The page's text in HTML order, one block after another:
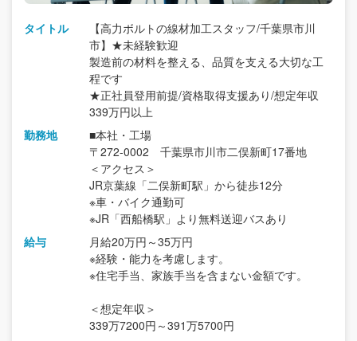
タイトル
【高力ボルトの線材加工スタッフ/千葉県市川
市】★未経験歓迎
製造前の材料を整える、品質を支える大切な工
程です
★正社員登用前提/資格取得支援あり/想定年収
339万円以上
勤務地
■本社・工場
〒272-0002 千葉県市川市二俣新町17番地
＜アクセス＞
JR京葉線「二俣新町駅」から徒歩12分
※車・バイク通勤可
※JR「西船橋駅」より無料送迎バスあり
給与
月給20万円～35万円
※経験・能力を考慮します。
※住宅手当、家族手当を含まない金額です。
＜想定年収＞
339万7200円～391万5700円